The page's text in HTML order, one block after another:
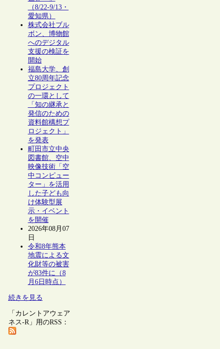
（8/22-9/13・
愛知県）
株式会社ブル
ボン、博物館
へのデジタル
支援の検証を
開始
福島大学、創
立80周年記念
プロジェクト
の一環として
「知の継承と
発信のための
資料館構想プ
ロジェクト」
を発表
町田市立中央
図書館、空中
映像技術「空
中コンピュー
ター」を活用
した子ども向
け体験型展
示・イベント
を開催
2026年08月07
日
令和8年熊本
地震による文
化財等の被害
が83件に（8
月6日時点）
続きを見る
「カレントアウェア
ネス-R」用のRSS：